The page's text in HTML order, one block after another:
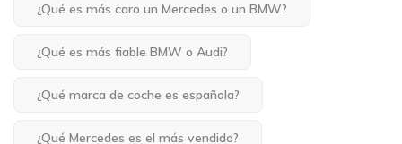
¿Qué es más caro un Mercedes o un BMW?
¿Qué es más fiable BMW o Audi?
¿Qué marca de coche es española?
¿Qué Mercedes es el más vendido?